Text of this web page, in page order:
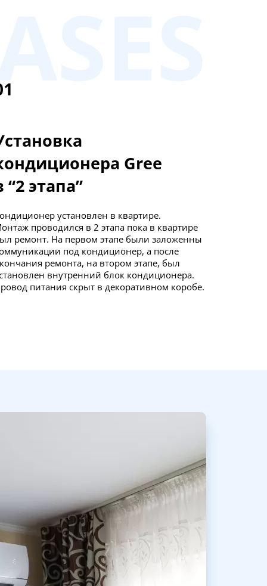
Gree
“2 этапа”
установлен в квартире.
проводился в 2 этапа пока в квартире
ремонт. На первом этапе были заложенны
под кондиционер, а после
ремонта, на втором этапе, был
внутренний блок кондиционера.
питания скрыт в декоративном коробе.